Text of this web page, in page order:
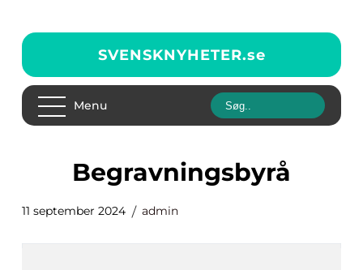
SVENSKNYHETER.se
Menu
begravningsbyrå
11 september 2024 admin